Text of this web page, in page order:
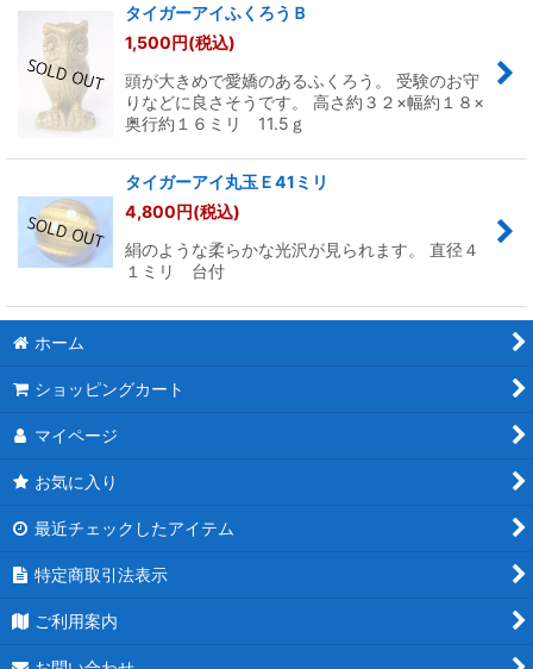
タイガーアイふくろうＢ
1,500円(税込)
頭が大きめで愛嬌のあるふくろう。 受験のお守
りなどに良さそうです。 高さ約３２×幅約１８×
奥行約１６ミリ 11.5ｇ
タイガーアイ丸玉Ｅ41ミリ
4,800円(税込)
絹のような柔らかな光沢が見られます。 直径４
１ミリ 台付
ホーム
ショッピングカート
マイページ
お気に入り
最近チェックしたアイテム
特定商取引法表示
ご利用案内